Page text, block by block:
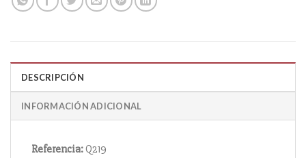
DESCRIPCIÓN
INFORMACIÓN ADICIONAL
Referencia:Q219